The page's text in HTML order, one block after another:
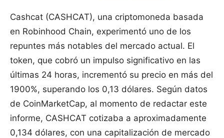
Cashcat (CASHCAT), una criptomoneda basada
en Robinhood Chain, experimentó uno de los
repuntes más notables del mercado actual. El
token, que cobró un impulso significativo en las
últimas 24 horas, incrementó su precio en más del
1900%, superando los 0,13 dólares. Según datos
de CoinMarketCap, al momento de redactar este
informe, CASHCAT cotizaba a aproximadamente
0,134 dólares, con una capitalización de mercado